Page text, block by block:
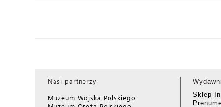
Nasi partnerzy
Muzeum Wojska Polskiego
Sklep